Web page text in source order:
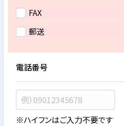
FAX
郵送
電話番号
※ハイフンはご入力不要です